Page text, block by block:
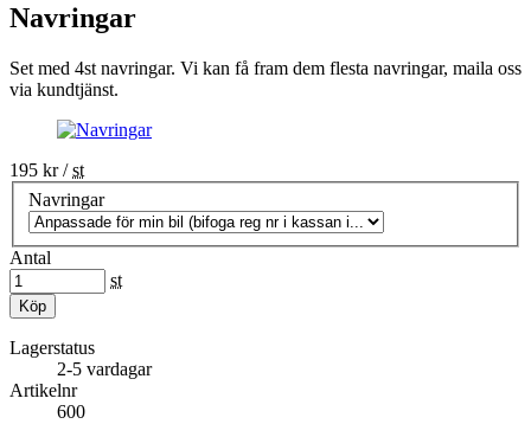
Navringar
Set med 4st navringar. Vi kan få fram dem flesta navringar, maila oss
via kundtjänst.
195 kr /st
Navringar
Antal
st
Köp
Lagerstatus
2-5 vardagar
Artikelnr
600